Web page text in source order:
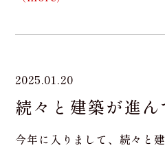
2025.01.20
続々と建築が進
今年に入りまして、続々と